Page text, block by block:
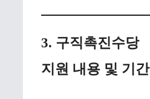
3. 구직촉진수당
지원 내용 및 기간